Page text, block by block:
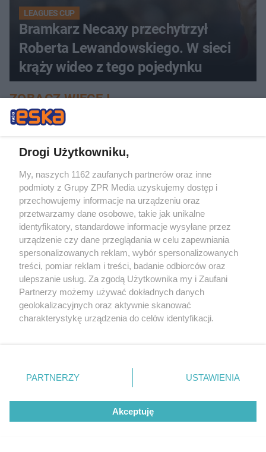
LEAGUES CUP
Bramkarz Necaxy przechytrzył
Roberta Lewandowskiego. W sieci
krąży wideo z tego pojedynku
ZOBACZ WIĘCEJ
Drogi Użytkowniku,
My, naszych 1162 zaufanych partnerów oraz inne
podmioty z Grupy ZPR Media uzyskujemy dostęp i
przechowujemy informacje na urządzeniu oraz
przetwarzamy dane osobowe, takie jak unikalne
identyfikatory, standardowe informacje wysyłane przez
urządzenie czy dane przeglądania w celu zapewniania
spersonalizowanych reklam, wybór spersonalizowanych
treści, pomiar reklam i treści, badanie odbiorców oraz
ulepszanie usług. Za zgodą Użytkownika my i Zaufani
Partnerzy możemy używać dokładnych danych
geolokalizacyjnych oraz aktywnie skanować
charakterystykę urządzenia do celów identyfikacji.
zmienić/wycofać klikając przycisk ustawień prywatności
znajdujący się w lewym dolnym rogu strony
rodzaje przetwarzania danych nie wymagają zgody
użytkownika, ale masz prawo sprzeciwić się takiemu
przetwarzaniu. Preferencje będą miały zastosowanie tylko
PARTNERZY USTAWIENIA
Akceptuję